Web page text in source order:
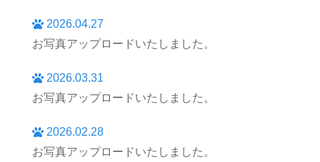
2026.04.27
お写真アップロードいたしました。
2026.03.31
お写真アップロードいたしました。
2026.02.28
お写真アップロードいたしました。